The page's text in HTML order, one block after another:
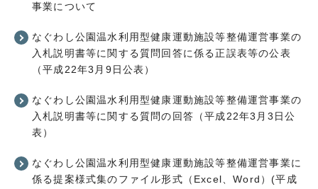
事業について
なぐわし公園温水利用型健康運動施設等整備運営事業の
入札説明書等に関する質問回答に係る正誤表等の公表
（平成22年3月9日公表）
なぐわし公園温水利用型健康運動施設等整備運営事業の
入札説明書等に関する質問の回答（平成22年3月3日公
表）
なぐわし公園温水利用型健康運動施設等整備運営事業に
係る提案様式集のファイル形式（Excel、Word）(平成